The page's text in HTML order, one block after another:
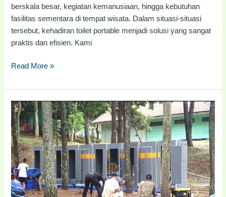
berskala besar, kegiatan kemanusiaan, hingga kebutuhan
fasilitas sementara di tempat wisata. Dalam situasi-situasi
tersebut, kehadiran toilet portable menjadi solusi yang sangat
praktis dan efisien. Kami
Read More »
Jual
Toilet
Portable
Pontianak
|
#082116688110